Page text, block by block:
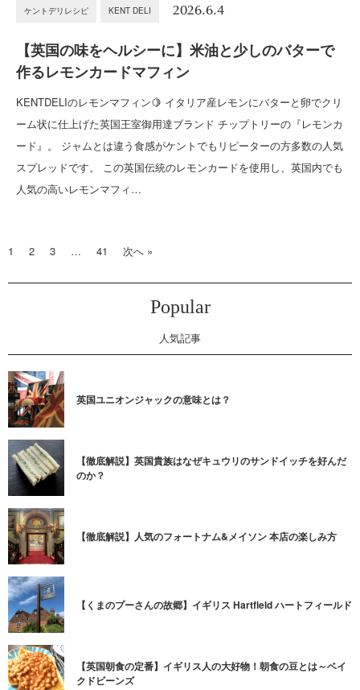
ケントデリレシピ KENT DELI 2026.6.4
【英国の味をヘルシーに】米油と少しのバターで
作るレモンカードマフィン
KENTDELIのレモンマフィン🍋 イタリア産レモンにバターと卵でクリ
ーム状に仕上げた英国王室御用達ブランド チップトリーの『レモンカ
ード』。 ジャムとは違う食感がケントでもリピーターの方多数の人気
スプレッドです。 この英国伝統のレモンカードを使用し、英国内でも
人気の高いレモンマフィ…
1 2 3 … 41 次へ »
Popular
人気記事
英国ユニオンジャックの意味とは？
【徹底解説】英国貴族はなぜキュウリのサンドイッチを好んだ
のか？
【徹底解説】人気のフォートナム&メイソン 本店の楽しみ方
【くまのプーさんの故郷】イギリス Hartfield ハートフィールド
【英国朝食の定番】イギリス人の大好物！朝食の豆とは～ベイ
クドビーンズ